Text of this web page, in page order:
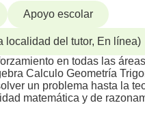
Apoyo escolar
localidad del tutor, En línea)
en todas las
Calculo Geometría
un problema hasta la
matemática y de